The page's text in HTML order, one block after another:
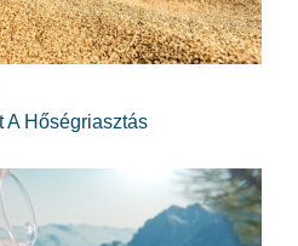
A Hőségriasztás